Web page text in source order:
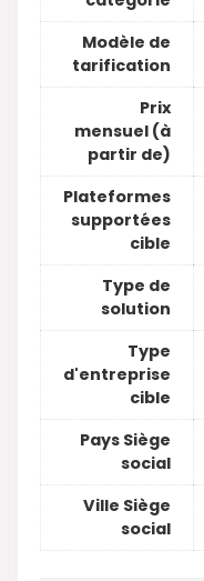
Modèle de
tarification
Prix
mensuel (à
partir de)
Plateformes
supportées
cible
Type de
solution
Type
d'entreprise
cible
Pays Siège
social
Ville Siège
social